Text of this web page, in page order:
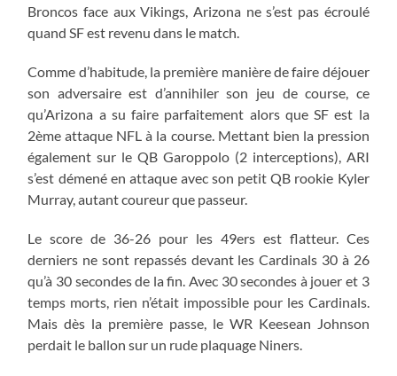
Broncos face aux Vikings, Arizona ne s’est pas écroulé
quand SF est revenu dans le match.
Comme d’habitude, la première manière de faire déjouer
son adversaire est d’annihiler son jeu de course, ce
qu’Arizona a su faire parfaitement alors que SF est la
2ème attaque NFL à la course. Mettant bien la pression
également sur le QB Garoppolo (2 interceptions), ARI
s’est démené en attaque avec son petit QB rookie Kyler
Murray, autant coureur que passeur.
Le score de 36-26 pour les 49ers est flatteur. Ces
derniers ne sont repassés devant les Cardinals 30 à 26
qu’à 30 secondes de la fin. Avec 30 secondes à jouer et 3
temps morts, rien n’était impossible pour les Cardinals.
Mais dès la première passe, le WR Keesean Johnson
perdait le ballon sur un rude plaquage Niners.